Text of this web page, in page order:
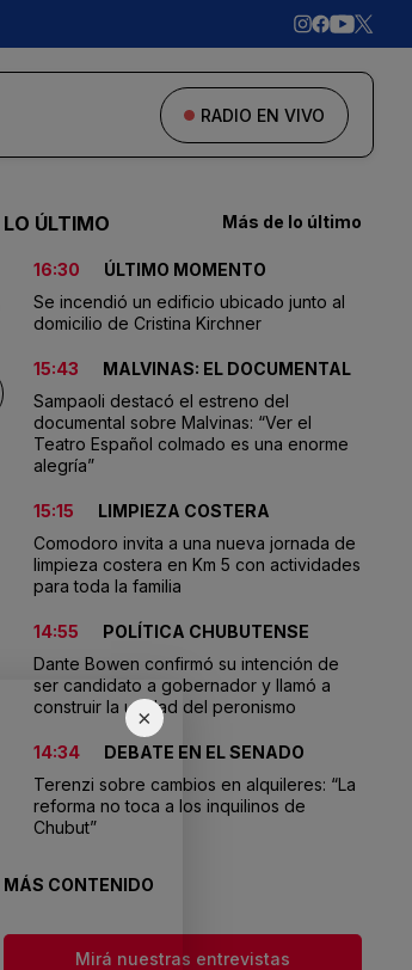
RADIO EN VIVO
×
LO ÚLTIMO Más de lo último
16:30
ÚLTIMO MOMENTO
Se incendió un edificio ubicado junto al
domicilio de Cristina Kirchner
15:43
MALVINAS: EL DOCUMENTAL
Sampaoli destacó el estreno del
documental sobre Malvinas: “Ver el
Teatro Español colmado es una enorme
alegría”
15:15
LIMPIEZA COSTERA
Comodoro invita a una nueva jornada de
limpieza costera en Km 5 con actividades
para toda la familia
14:55
POLÍTICA CHUBUTENSE
Dante Bowen confirmó su intención de
ser candidato a gobernador y llamó a
construir la unidad del peronismo
14:34
DEBATE EN EL SENADO
Terenzi sobre cambios en alquileres: “La
reforma no toca a los inquilinos de
Chubut”
MÁS CONTENIDO
Mirá nuestras entrevistas